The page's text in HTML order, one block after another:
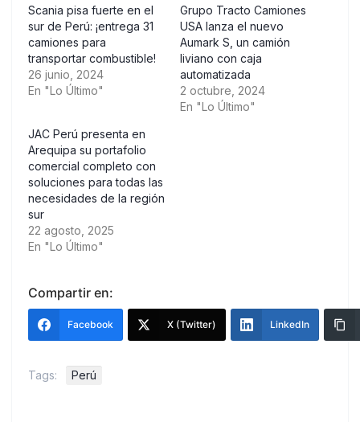
Scania pisa fuerte en el
sur de Perú: ¡entrega 31
camiones para
transportar combustible!
26 junio, 2024
En "Lo Último"
Grupo Tracto Camiones
USA lanza el nuevo
Aumark S, un camión
liviano con caja
automatizada
2 octubre, 2024
En "Lo Último"
JAC Perú presenta en
Arequipa su portafolio
comercial completo con
soluciones para todas las
necesidades de la región
sur
22 agosto, 2025
En "Lo Último"
Compartir en:
Facebook X (Twitter) LinkedIn
Tags: Perú